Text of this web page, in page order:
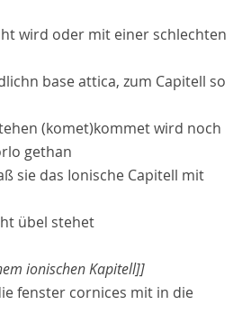
wird oder mit einer schlechten
base attica, zum Capitell so
(komet)kommetwird noch
gethan
sie das Ionische Capitell mit
übel stehet
ionischen Kapitell]]
fenster cornices mit in die